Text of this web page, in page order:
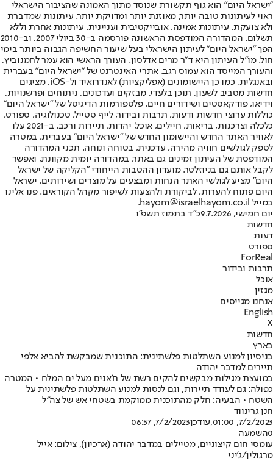
"ישראל היום" הוא גוף תקשורת שנוסד מתוך האמונה שהציבור הישראלי
ראוי לעיתונות טובה יותר, מאוזנת יותר ומדויקת יותר. עיתונות שמדברת
ולא צועקת. עיתונות אמינה, אובייקטיבית ועניינית. עיתונות אחרת וללא
תשלום. המהדורה המודפסת הראשונה פורסמה ב-30 ביולי 2007, וב-2010
הפך "ישראל היום" לעיתון הישראלי בעל שיעור החשיפה הגבוה ביותר בימי
חול. מו"ל העיתון היא ד"ר מרים אדלסון. העורך הראשי הוא עמר לחמנוביץ,
והעורך המייסד הוא עמוס רגב. אתרי האינטרנט של "ישראל היום" בעברית
ובאנגלית, כמו כן היישומונים (אפליקציות) לאנדרואיד ול-iOS, מציגים
חדשות מסביב לשעון, תוכן בלעדי, מבזקים ועדכונים, ניתוחים ופרשנויות,
וידיאו, פודקאסטים ושידורים חיים. פלטפורמות הדיגיטל של "ישראל היום"
כוללות ערוצי חדשות ודעות, תרבות ובידור, לייף סטייל, טכנולוגיה, ספורט,
כלכלה וצרכנות, בריאות, חיילים, אוכל, יהדות, תיירות ורכב. ב-2021 עלו
לאוויר האתר החדש והיישומון החדש של "ישראל היום" בעברית, במטרה
לספק לגולשים חוויה מהירה, עדכנית, בטוחה ונוחה. תכני המהדורה
המודפסת של העיתון זמינים גם באתר, במהדורה יומית מקוונת, ואפשר
לקבל אותם גם בניוזלטר. מועדון ההטבות הייחודי "הקליקה של ישראל
היום" מציע לגולשי האתר הנחות ומבצעים על מוצרים ושירותים. ישראל
היום פתוח להערות, לביקורת ולהצעות לשיפור מקהל הקוראים. פנו אלינו
במייל hayom@israelhayom.co.il.
יום חמישי, 9.7.2026
כ"ד בתמוז תשפ"ו
חדשות
דעות
ספורט
ForReal
תרבות ובידור
אוכל
מגזין
אנחנו מגייסים
English
X
חדשות
בארץ
בניסיון למנוע השתלטות פלשתינית: התוכנית שמבקשת להביא אלפי
תיירים למדבר יהודה
במועצת מגילות מבקשים להקים רשת של ח'אנים מעל ים המלח • המטרה
כפולה: גם לעודד תיירות, וגם לנסות למנוע השתלטות פלשתינית על
השטח • הבעיה: חלק מהתוכנית ממוקמת בשטחי אש של צה"ל
חנן גרינווד
7/2/2023, 01:00
,עודכן7/2/2023, 06:57
0השמעה
עומסי חום קיצוניים, מטיילים במדבר יהודה (ארכיון), צילום: אייל
מרגולין/ג'יני